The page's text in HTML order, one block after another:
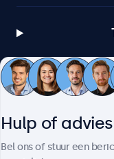
Hulp of
Bel ons of stuur een